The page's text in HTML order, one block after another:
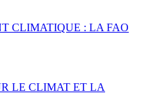
CLIMATIQUE : LA FAO
LE CLIMAT ET LA